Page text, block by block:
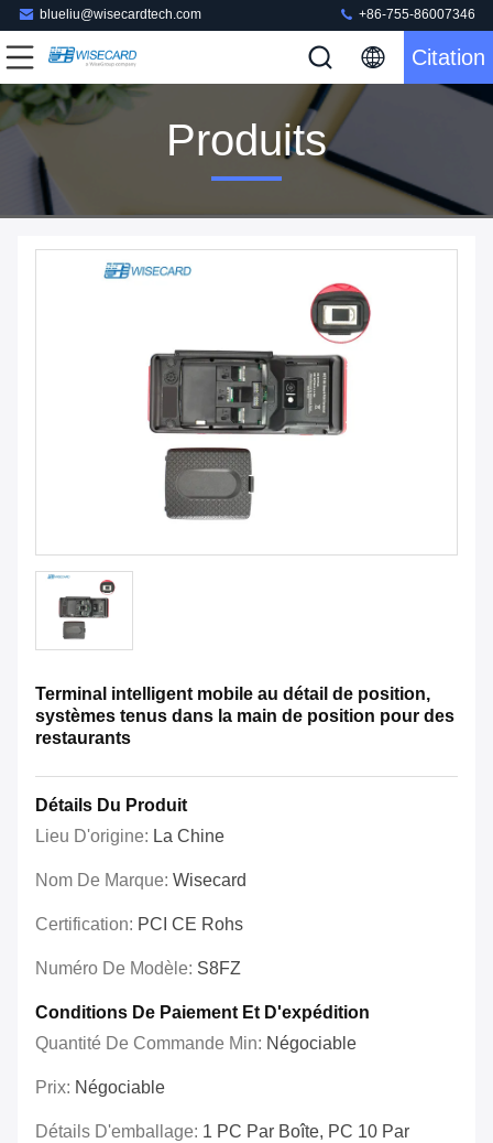
blueliu@wisecardtech.com +86-755-86007346
Citation
Produits
Terminal intelligent mobile au détail de position,
systèmes tenus dans la main de position pour des
restaurants
Détails Du Produit
Lieu D'origine: La Chine
Nom De Marque: Wisecard
Certification: PCI CE Rohs
Numéro De Modèle: S8FZ
Conditions De Paiement Et D'expédition
Quantité De Commande Min: Négociable
Prix: Négociable
Détails D'emballage: 1 PC Par Boîte, PC 10 Par